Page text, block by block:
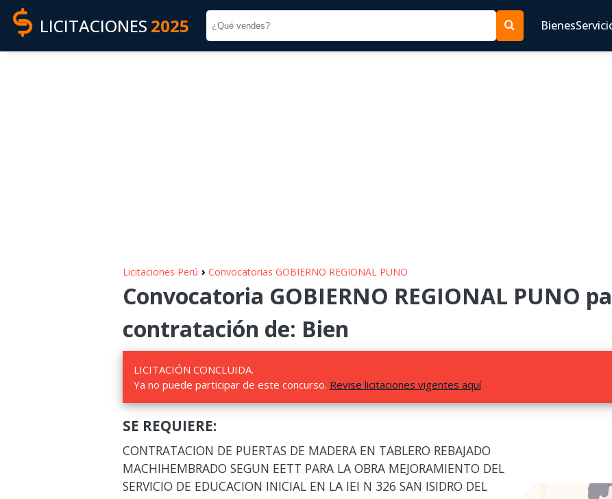
LICITACIONES 2025 Bienes
Licitaciones Perú › Convocatorias GOBIERNO REGIONAL PUNO
Convocatoria GOBIERNO REGIONAL PUNO
contratación de: Bien
LICITACIÓN CONCLUIDA.
Ya no puede participar de este concurso. Revise licitaciones vigentes aquí
SE REQUIERE:
CONTRATACION DE PUERTAS DE MADERA EN TABLERO REBAJADO
MACHIHEMBRADO SEGUN EETT PARA LA OBRA MEJORAMIENTO DEL
SERVICIO DE EDUCACION INICIAL EN LA IEI N 326 SAN ISIDRO DEL